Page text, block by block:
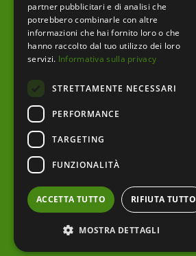
menu footer
Ente
Amministrazione trasparente
Bandi e Avvisi
Area riservata
Servizi al cittadino
menu bottom footer
Privacy Policy
Cookie Policy
partner pubblicitari e di analisi che
potrebbero combinarle con altre
informazioni che hai fornito loro o che
hanno raccolto dal tuo utilizzo dei loro
servizi. Informativa sulla privacy
STRETTAMENTE NECESSARI
PERFORMANCE
TARGETING
FUNZIONALITÀ
ACCETTA TUTTO RIFIUTA TUTTO
MOSTRA DETTAGLI